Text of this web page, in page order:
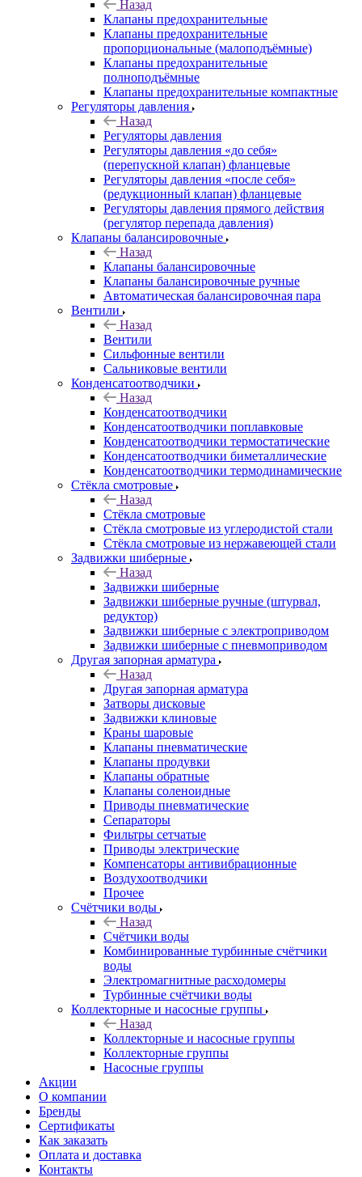
Назад
Клапаны предохранительные
Клапаны предохранительные
пропорциональные (малоподъёмные)
Клапаны предохранительные
полноподъёмные
Клапаны предохранительные компактные
Регуляторы давления
Назад
Регуляторы давления
Регуляторы давления «до себя»
(перепускной клапан) фланцевые
Регуляторы давления «после себя»
(редукционный клапан) фланцевые
Регуляторы давления прямого действия
(регулятор перепада давления)
Клапаны балансировочные
Назад
Клапаны балансировочные
Клапаны балансировочные ручные
Автоматическая балансировочная пара
Вентили
Назад
Вентили
Сильфонные вентили
Сальниковые вентили
Конденсатоотводчики
Назад
Конденсатоотводчики
Конденсатоотводчики поплавковые
Конденсатоотводчики термостатические
Конденсатоотводчики биметаллические
Конденсатоотводчики термодинамические
Стёкла смотровые
Назад
Стёкла смотровые
Стёкла смотровые из углеродистой стали
Стёкла смотровые из нержавеющей стали
Задвижки шиберные
Назад
Задвижки шиберные
Задвижки шиберные ручные (штурвал,
редуктор)
Задвижки шиберные с электроприводом
Задвижки шиберные с пневмоприводом
Другая запорная арматура
Назад
Другая запорная арматура
Затворы дисковые
Задвижки клиновые
Краны шаровые
Клапаны пневматические
Клапаны продувки
Клапаны обратные
Клапаны соленоидные
Приводы пневматические
Сепараторы
Фильтры сетчатые
Приводы электрические
Компенсаторы антивибрационные
Воздухоотводчики
Прочее
Счётчики воды
Назад
Счётчики воды
Комбинированные турбинные счётчики
воды
Электромагнитные расходомеры
Турбинные счётчики воды
Коллекторные и насосные группы
Назад
Коллекторные и насосные группы
Коллекторные группы
Насосные группы
Акции
О компании
Бренды
Сертификаты
Как заказать
Оплата и доставка
Контакты